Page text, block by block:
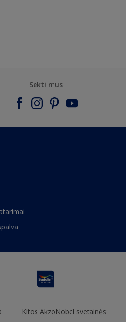
Sekti mus
Kitos AkzoNobel svetainės